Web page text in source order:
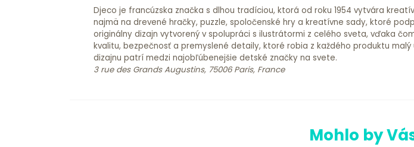
Djeco je francúzska značka s dlhou tradíciou, ktorá od roku 1954 vytvára
najmä na drevené hračky, puzzle, spoločenské hry a kreatívne sady, ktoré
originálny dizajn vytvorený v spolupráci s ilustrátormi z celého sveta, vďaka
kvalitu, bezpečnosť a premyslené detaily, ktoré robia z každého produktu
dizajnu patrí medzi najobľúbenejšie detské značky na svete.
3 rue des Grands Augustins, 75006 Paris, France
Mohlo by